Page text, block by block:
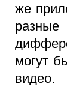
же
разные
могут
видео.